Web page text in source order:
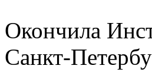
Окончила
Санкт-